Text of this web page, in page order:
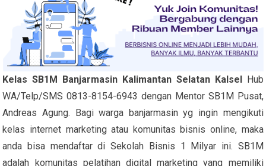
Kelas SB1M Banjarmasin Kalimantan Selatan Kalsel Hub
WA/Telp/SMS 0813-8154-6943 dengan Mentor SB1M Pusat,
Andreas Agung. Bagi warga banjarmasin yg ingin mengikuti
kelas internet marketing atau komunitas bisnis online, maka
anda bisa mendaftar di Sekolah Bisnis 1 Milyar ini. SB1M
adalah komunitas pelatihan digital marketing yang memiliki